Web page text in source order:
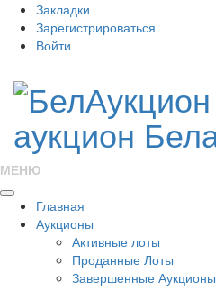
Закладки
Зарегистрироваться
Войти
МЕНЮ
Главная
Аукционы
Активные лоты
Проданные Лоты
Завершенные Аукционы